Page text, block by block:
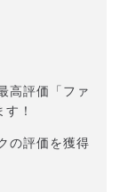
高評価「ファ
！
の評価を獲得